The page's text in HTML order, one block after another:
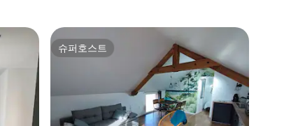
슈퍼호스트
슈퍼호스트